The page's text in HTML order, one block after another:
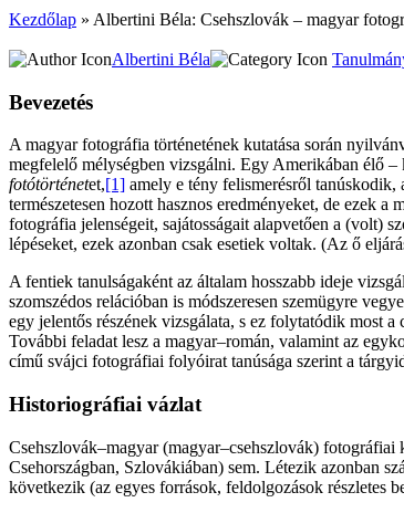
Kezdőlap » Albertini Béla: Csehszlovák – magyar
Albertini Béla
Bevezetés
A magyar fotográfia történetének kutatása során
megfelelő mélységben vizsgálni. Egy Amerikában élő
fotótörténetet,[1] amely e tény felismerésről tanúskodik,
természetesen hozott hasznos eredményeket, de ezek
fotográfia jelenségeit, sajátosságait alapvetően a (volt)
lépéseket, ezek azonban csak esetiek voltak. (Az ő
A fentiek tanulságaként az általam hosszabb ideje
szomszédos relációban is módszeresen szemügyre
egy jelentős részének vizsgálata, s ez folytatódik most
További feladat lesz a magyar–román, valamint az
című svájci fotográfiai folyóirat tanúsága szerint a
Historiográfiai vázlat
Csehszlovák–magyar (magyar–csehszlovák)
Csehországban, Szlovákiában) sem. Létezik azonban
következik (az egyes források, feldolgozások részletes